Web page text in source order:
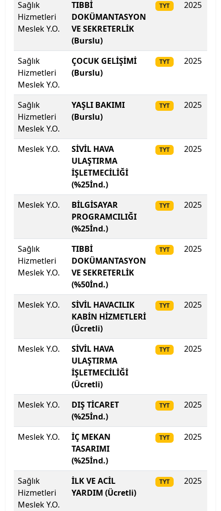
Şırnak Üniversitesi
Tarsus Üniversitesi
TED Üniversitesi
Tekirdağ Namık Kemal Üniversitesi
Tiran New York Üniversitesi
TOBB Ekonomi ve Teknoloji Üniversitesi
Tokat Gaziosmanpaşa Üniversitesi
Toros Üniversitesi
Trabzon Üniversitesi
Trakya Üniversitesi
Türk Hava Kurumu Üniversitesi
Türk-Alman Üniversitesi
Ufuk Üniversitesi
Uluslararası Balkan Üniversitesi
Uluslararası Final Üniversitesi
Uluslararası Kıbrıs Üniversitesi
Uluslararası Saraybosna Üniversitesi
Uşak Üniversitesi
Üsküdar Üniversitesi
Van Yüzüncü Yıl Üniversitesi
Yakın Doğu Üniversitesi
Sağlık
Hizmetleri
Meslek Y.O.
TIBBİ
DOKÜMANTASYON
VE SEKRETERLİK
(Burslu)
TYT 2025
Sağlık
Hizmetleri
Meslek Y.O.
ÇOCUK GELİŞİMİ
(Burslu)
TYT 2025
Sağlık
Hizmetleri
Meslek Y.O.
YAŞLI BAKIMI
(Burslu)
TYT 2025
Meslek Y.O.
SİVİL HAVA
ULAŞTIRMA
İŞLETMECİLİĞİ
(%25İnd.)
TYT 2025
Meslek Y.O.
BİLGİSAYAR
PROGRAMCILIĞI
(%25İnd.)
TYT 2025
Sağlık
Hizmetleri
Meslek Y.O.
TIBBİ
DOKÜMANTASYON
VE SEKRETERLİK
(%50İnd.)
TYT 2025
Meslek Y.O.
SİVİL HAVACILIK
KABİN HİZMETLERİ
(Ücretli)
TYT 2025
Meslek Y.O.
SİVİL HAVA
ULAŞTIRMA
İŞLETMECİLİĞİ
(Ücretli)
TYT 2025
Meslek Y.O.
DIŞ TİCARET
(%25İnd.)
TYT 2025
Meslek Y.O.
İÇ MEKAN
TASARIMI
(%25İnd.)
TYT 2025
Sağlık
Hizmetleri
Meslek Y.O.
İLK VE ACİL
YARDIM (Ücretli)
TYT 2025